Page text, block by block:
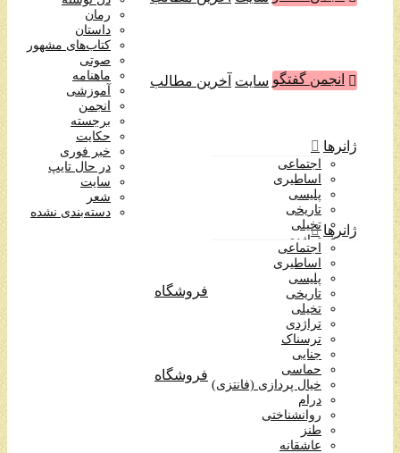
آموزشی
انجمن
برجسته
حکایت
خبر فوری
در حال تایپ
سایت
شعر
دسته‌بندی نشده
ژانرها
اجتماعی
اساطیری
پلیسی
تاریخی
تخیلی
تراژدی
ترسناک
جنایی
حماسی
خیال پردازی (فانتزی)
درام
روانشناختی
طنز
عاشقانه
علمی تخیلی
فرهنگی
مافیایی
مذهبی
معمایی
فروشگاه
انجمن گفتگو سایت آخرین مطالب
رمان
داستان
کتاب‌های مشهور
صوتی
ماهنامه
آموزشی
انجمن
برجسته
حکایت
خبر فوری
در حال تایپ
سایت
شعر
دسته‌بندی نشده
ژانرها
اجتماعی
اساطیری
پلیسی
تاریخی
تخیلی
تراژدی
ترسناک
جنایی
حماسی
خیال پردازی (فانتزی)
درام
روانشناختی
طنز
عاشقانه
فروشگاه